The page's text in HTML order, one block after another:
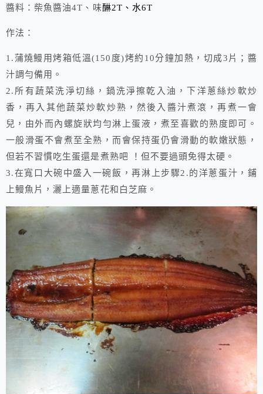
醬料：柴魚醬油4T、味醂2T、水6T
作法：
1.蒲燒鰻用烤箱低溫(150度)烤約10分鐘加熱，切成3片；醬
汁調勻備用。
2.所有蔬菜洗淨切絲，鍋洗淨擦乾入油，下洋蔥絲炒軟炒
香，再入其他蔬菜炒軟炒熟，然後入醬汁煮滾，再煮一會
兒，由外而內螺旋狀均勻淋上蛋液，煮至喜歡的熟度即可。
一般滑蛋不會煮至全熟，而會保持蛋仍會滑動的軟嫩狀態，
但若不習慣吃生蛋還是煮熟吧 ！但不要過頭免得太硬。
3.在寬口大碗中盛入一碗飯，再淋上步驟2.的洋蔥蛋汁，鋪
上鰻魚片，灑上適量蔥花和白芝麻。